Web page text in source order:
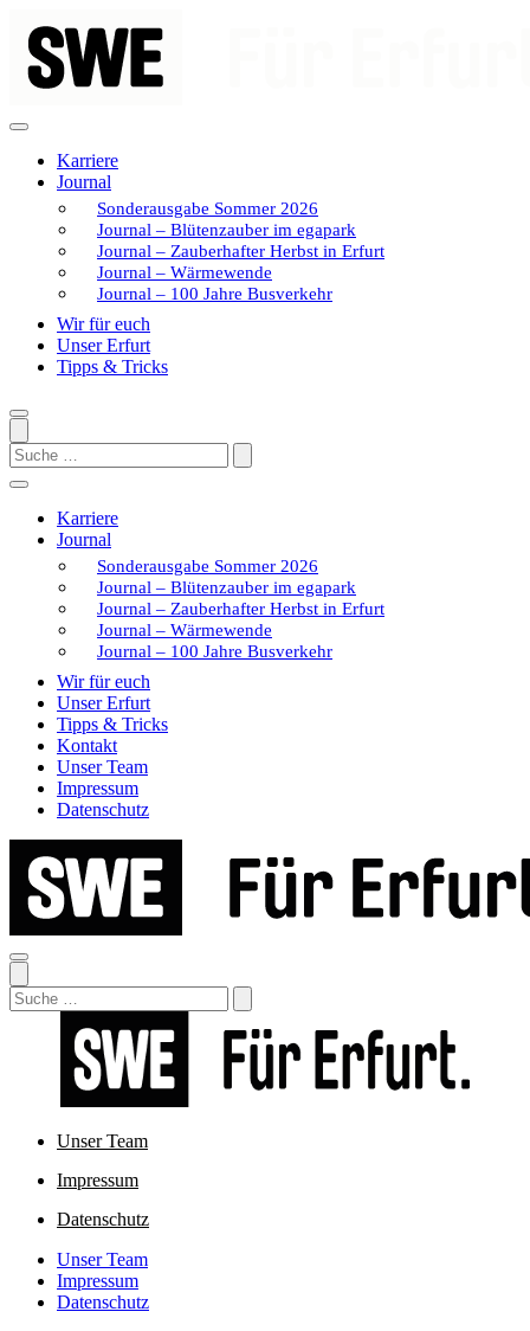
Inhalt
springen
Karriere
Journal
Sonderausgabe Sommer 2026
Journal – Blütenzauber im egapark
Journal – Zauberhafter Herbst in Erfurt
Journal – Wärmewende
Journal – 100 Jahre Busverkehr
Wir für euch
Unser Erfurt
Tipps & Tricks
Search
Karriere
Journal
Sonderausgabe Sommer 2026
Journal – Blütenzauber im egapark
Journal – Zauberhafter Herbst in Erfurt
Journal – Wärmewende
Journal – 100 Jahre Busverkehr
Wir für euch
Unser Erfurt
Tipps & Tricks
Kontakt
Unser Team
Impressum
Datenschutz
Search
Unser Team
Impressum
Datenschutz
Unser Team
Impressum
Datenschutz